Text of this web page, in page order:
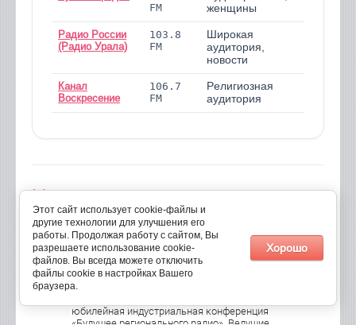
FM
женщины
Радио России
(Радио Урала)
103.8
FM
Широкая
аудитория,
новости
Канал
Воскресение
106.7
FM
Религиозная
аудитория
Новости
20
04/16
Конференция «Будущее
регионального радио» пройдет в
Сочи 9-10 июня
9-10 июня 2016 года в рамках III
юбилейная индустриальная конференция
Этот сайт использует cookie-файлы и
другие технологии для улучшения его
работы. Продолжая работу с сайтом, Вы
разрешаете использование cookie-
файлов. Вы всегда можете отключить
файлы cookie в настройках Вашего
браузера.
Хорошо